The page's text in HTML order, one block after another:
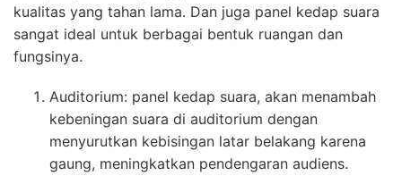
kualitas yang tahan lama. Dan juga panel kedap suara
sangat ideal untuk berbagai bentuk ruangan dan
fungsinya.
Auditorium: panel kedap suara, akan menambah
kebeningan suara di auditorium dengan
menyurutkan kebisingan latar belakang karena
gaung, meningkatkan pendengaran audiens.